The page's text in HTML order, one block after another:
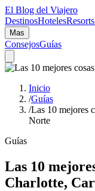
El Blog del Viajero
DestinosHotelesResorts
Mas
ConsejosGuías
Inicio
/Guías
/Las 10 mejores
Norte
Guías
Las 10
Charlotte,